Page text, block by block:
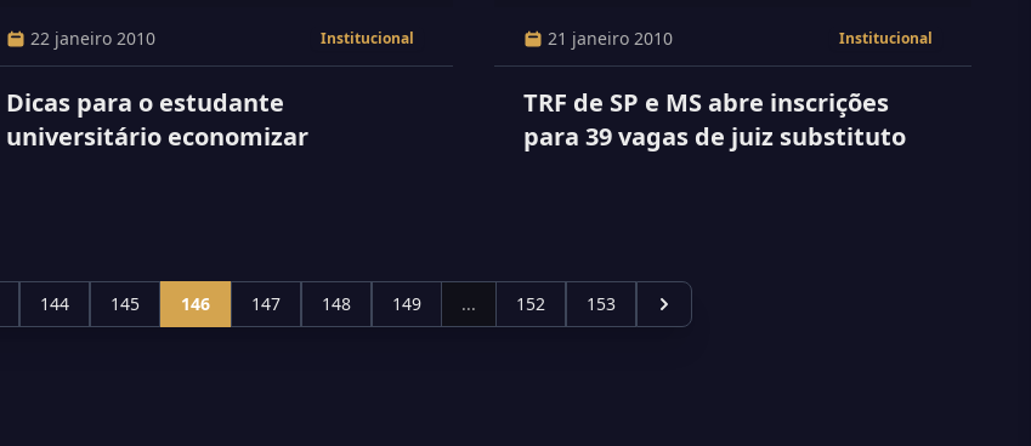
22 janeiro 2010 Institucional
Dicas para o estudante
universitário economizar
21 janeiro 2010 Institucional
TRF de SP e MS abre inscrições
para 39 vagas de juiz substituto
144 145 146 147 148 149 ... 152 153